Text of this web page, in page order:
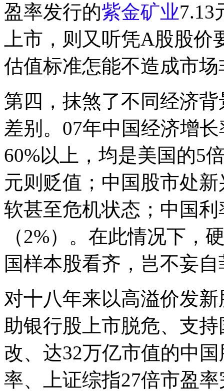
盈率发行的紫金矿业7.13
上市，则又听凭A股股
估值标准怎能不造成市
第四，抹煞了不同经济
差别。07年中国经济增
60%以上，均是美国的5
元则贬值；中国股市处
软甚至危机状态；中国
（2%）。在此情况下，
国样本股看齐，岂不妄
对十八年来以高溢价发
助银行股上市脱危、支
改、达32万亿市值的中
率、上证综指27倍市盈